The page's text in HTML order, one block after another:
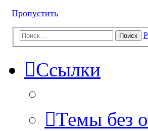
Пропустить
Поиск
Ссылки
Темы без